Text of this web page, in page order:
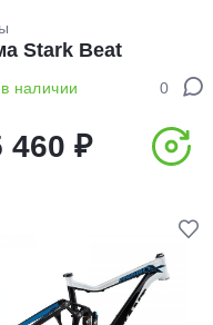
Stark Beat
наличии 0
460 ₽